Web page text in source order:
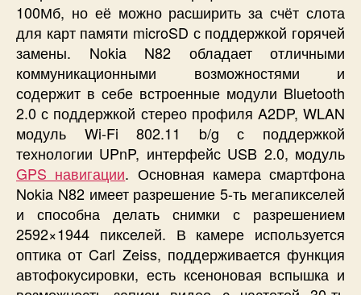
100Мб, но её можно расширить за счёт слота
для карт памяти microSD с поддержкой горячей
замены. Nokia N82 обладает отличными
коммуникационными возможностями и
содержит в себе встроенные модули Bluetooth
2.0 с поддержкой стерео профиля A2DP, WLAN
модуль Wi-Fi 802.11 b/g с поддержкой
технологии UPnP, интерфейс USB 2.0, модуль
GPS навигации. Основная камера смартфона
Nokia N82 имеет разрешение 5-ть мегапикселей
и способна делать снимки с разрешением
2592×1944 пикселей. В камере используется
оптика от Carl Zeiss, поддерживается функция
автофокусировки, есть ксеноновая вспышка и